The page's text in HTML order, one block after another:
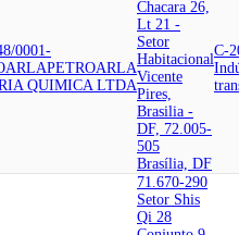
0001-
PETROARLA
QUIMICA LTDA
Chacara 26,
Lt 21 -
Setor
Habitacional
Vicente
Pires,
Brasilia -
DF, 72.005-
505
Brasília, DF
C-
71.670-290
Setor Shis
Qi 28